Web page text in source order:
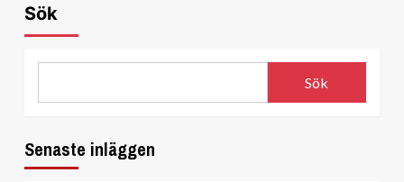
Sök
Sök
Senaste inläggen